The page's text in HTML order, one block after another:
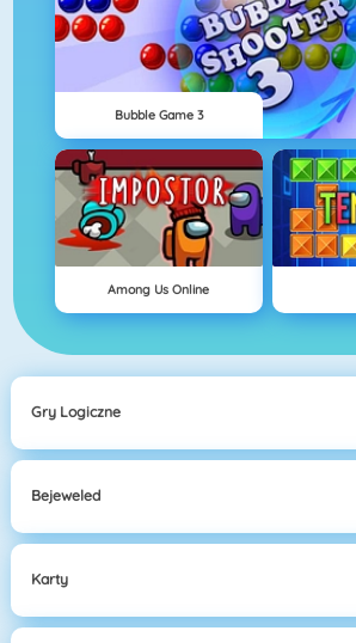
Bubble Game 3
Among Us Online
Gry Logiczne
Bejeweled
Karty